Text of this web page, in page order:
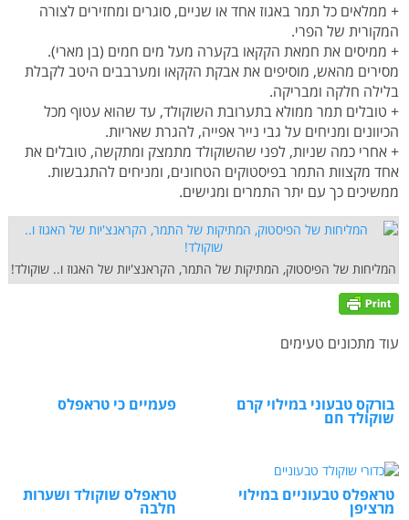
+ ממלאים כל תמר באגוז אחד או שניים, סוגרים ומחזירים לצורה
המקורית של הפרי.
+ ממיסים את חמאת הקקאו בקערה מעל מים חמים (בן מארי).
מסירים מהאש, מוסיפים את אבקת הקקאו ומערבבים היטב לקבלת
בלילה חלקה ומבריקה.
+ טובלים תמר ממולא בתערובת השוקולד, עד שהוא עטוף מכל
הכיוונים ומניחים על גבי נייר אפייה, להגרת שאריות.
+ אחרי כמה שניות, לפני שהשוקולד מתמצק ומתקשה, טובלים את
אחד מקצוות התמר בפיסטוקים הטחונים, ומניחים להתגבשות.
ממשיכים כך עם יתר התמרים ומגישים.
המליחות של הפיסטוק, המתיקות של התמר, הקראנצ'יות של האגוז ו.. שוקולד!
עוד מתכונים טעימים
בורקס טבעוני במילוי קרם
שוקולד חם
פעמיים כי טראפלס
טראפלס טבעוניים במילוי
מרציפן
טראפלס שוקולד ושערות
חלבה